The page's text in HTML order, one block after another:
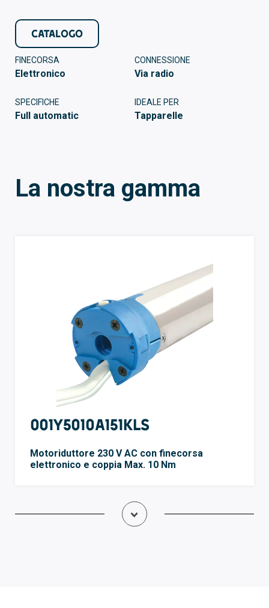
CATALOGO
FINECORSA
Elettronico
CONNESSIONE
Via radio
SPECIFICHE
Full automatic
IDEALE PER
Tapparelle
La nostra gamma
001Y5010A151KLS
Motoriduttore 230 V AC con finecorsa
elettronico e coppia Max. 10 Nm